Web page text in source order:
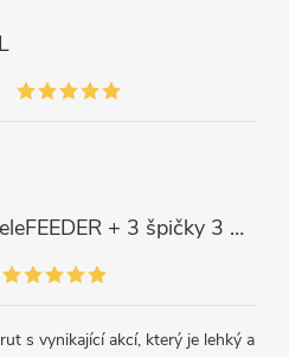
Delphin Prut LYCAN TeleFEEDER + 3 špičky 3 m, 80 g
s vynikající akcí, který je lehký a